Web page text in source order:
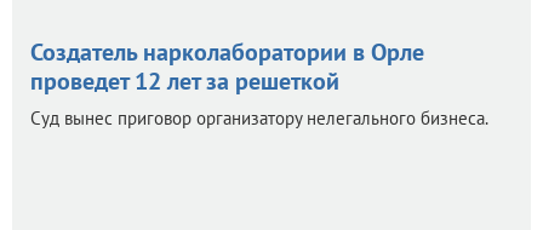
Создатель нарколаборатории в Орле
проведет 12 лет за решеткой
Суд вынес приговор организатору нелегального бизнеса.